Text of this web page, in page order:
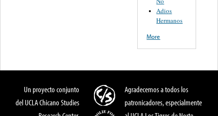
Adios
Hermanos
More
Un proyecto conjunto
del UCLA Chicano Studies
Agradecemos a todos los
patronicadores, especialmente